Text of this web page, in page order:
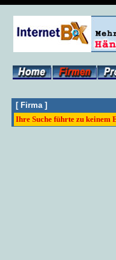
[ Firma ]
Ihre Suche führte zu keinem